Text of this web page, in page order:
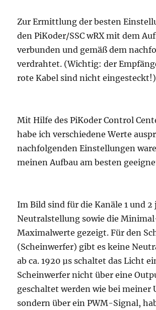
Zur Ermittlung der besten
den PiKoder/SSC wRX mit dem
verbunden und gemäß dem
verdrahtet. (Wichtig: der
rote Kabel sind nicht eingesteckt!)
Mit Hilfe des PiKoder Control
habe ich verschiedene Werte
nachfolgenden Einstellungen
meinen Aufbau am besten
Im Bild sind für die Kanäle 1 und 2
Neutralstellung sowie die
Maximalwerte gezeigt. Für den
(Scheinwerfer) gibt es keine
ab ca. 1920 µs schaltet das Licht
Scheinwerfer nicht über eine
geschaltet werden wie bei meiner
sondern über ein PWM-Signal,